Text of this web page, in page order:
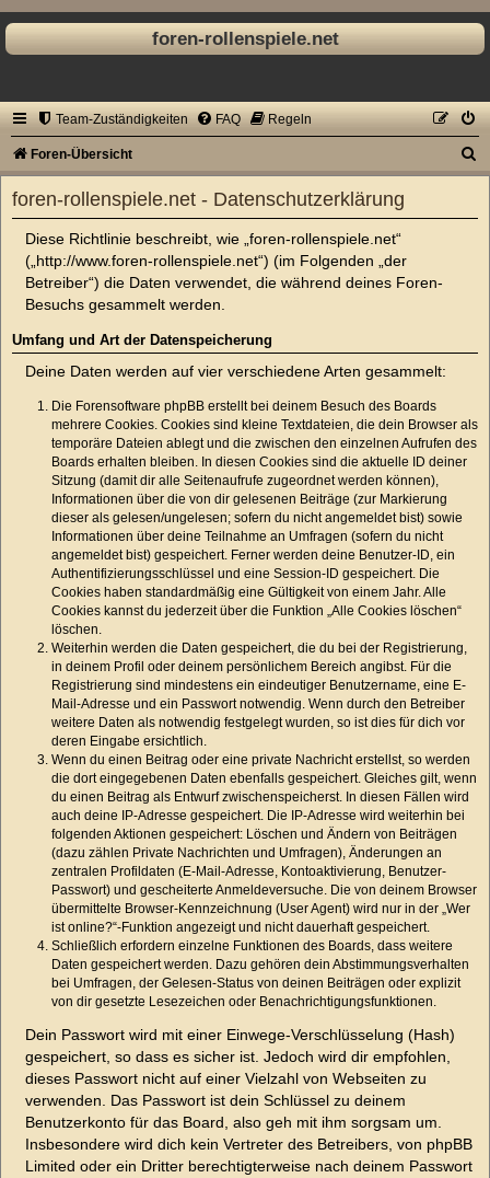
foren-rollenspiele.net
Team-Zuständigkeiten FAQ Regeln
Foren-Übersicht
foren-rollenspiele.net - Datenschutzerklärung
Diese Richtlinie beschreibt, wie „foren-rollenspiele.net“
(„http://www.foren-rollenspiele.net“) (im Folgenden „der
Betreiber“) die Daten verwendet, die während deines Foren-
Besuchs gesammelt werden.
Umfang und Art der Datenspeicherung
Deine Daten werden auf vier verschiedene Arten gesammelt:
Die Forensoftware phpBB erstellt bei deinem Besuch des Boards
mehrere Cookies. Cookies sind kleine Textdateien, die dein Browser als
temporäre Dateien ablegt und die zwischen den einzelnen Aufrufen des
Boards erhalten bleiben. In diesen Cookies sind die aktuelle ID deiner
Sitzung (damit dir alle Seitenaufrufe zugeordnet werden können),
Informationen über die von dir gelesenen Beiträge (zur Markierung
dieser als gelesen/ungelesen; sofern du nicht angemeldet bist) sowie
Informationen über deine Teilnahme an Umfragen (sofern du nicht
angemeldet bist) gespeichert. Ferner werden deine Benutzer-ID, ein
Authentifizierungsschlüssel und eine Session-ID gespeichert. Die
Cookies haben standardmäßig eine Gültigkeit von einem Jahr. Alle
Cookies kannst du jederzeit über die Funktion „Alle Cookies löschen“
löschen.
Weiterhin werden die Daten gespeichert, die du bei der Registrierung,
in deinem Profil oder deinem persönlichem Bereich angibst. Für die
Registrierung sind mindestens ein eindeutiger Benutzername, eine E-
Mail-Adresse und ein Passwort notwendig. Wenn durch den Betreiber
weitere Daten als notwendig festgelegt wurden, so ist dies für dich vor
deren Eingabe ersichtlich.
Wenn du einen Beitrag oder eine private Nachricht erstellst, so werden
die dort eingegebenen Daten ebenfalls gespeichert. Gleiches gilt, wenn
du einen Beitrag als Entwurf zwischenspeicherst. In diesen Fällen wird
auch deine IP-Adresse gespeichert. Die IP-Adresse wird weiterhin bei
folgenden Aktionen gespeichert: Löschen und Ändern von Beiträgen
(dazu zählen Private Nachrichten und Umfragen), Änderungen an
zentralen Profildaten (E-Mail-Adresse, Kontoaktivierung, Benutzer-
Passwort) und gescheiterte Anmeldeversuche. Die von deinem Browser
übermittelte Browser-Kennzeichnung (User Agent) wird nur in der „Wer
ist online?“-Funktion angezeigt und nicht dauerhaft gespeichert.
Schließlich erfordern einzelne Funktionen des Boards, dass weitere
Daten gespeichert werden. Dazu gehören dein Abstimmungsverhalten
bei Umfragen, der Gelesen-Status von deinen Beiträgen oder explizit
von dir gesetzte Lesezeichen oder Benachrichtigungsfunktionen.
Dein Passwort wird mit einer Einwege-Verschlüsselung (Hash)
gespeichert, so dass es sicher ist. Jedoch wird dir empfohlen,
dieses Passwort nicht auf einer Vielzahl von Webseiten zu
verwenden. Das Passwort ist dein Schlüssel zu deinem
Benutzerkonto für das Board, also geh mit ihm sorgsam um.
Insbesondere wird dich kein Vertreter des Betreibers, von phpBB
Limited oder ein Dritter berechtigterweise nach deinem Passwort